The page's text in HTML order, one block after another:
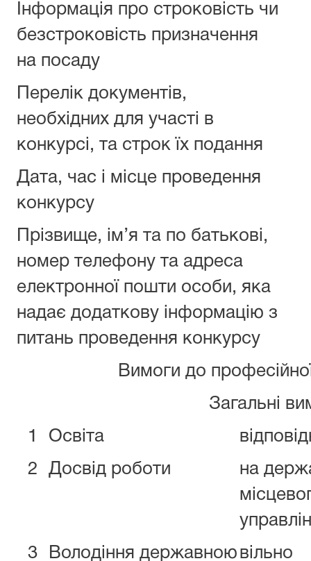
Інформація про строковість чи
безстроковість призначення
на посаду
Перелік документів,
необхідних для участі в
конкурсі, та строк їх подання
Дата, час і місце проведення
конкурсу
Прізвище, ім’я та по батькові,
номер телефону та адреса
електронної пошти особи, яка
надає додаткову інформацію з
питань проведення конкурсу
Вимоги до
Загальні
1
Освіта
2
Досвід роботи
на
3
Володіння державною вільно